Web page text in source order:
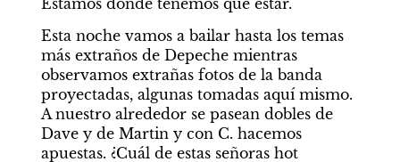
Estamos donde tenemos que estar.
Esta noche vamos a bailar hasta los temas
más extraños de Depeche mientras
observamos extrañas fotos de la banda
proyectadas, algunas tomadas aquí mismo.
A nuestro alrededor se pasean dobles de
Dave y de Martin y con C. hacemos
apuestas. ¿Cuál de estas señoras hot